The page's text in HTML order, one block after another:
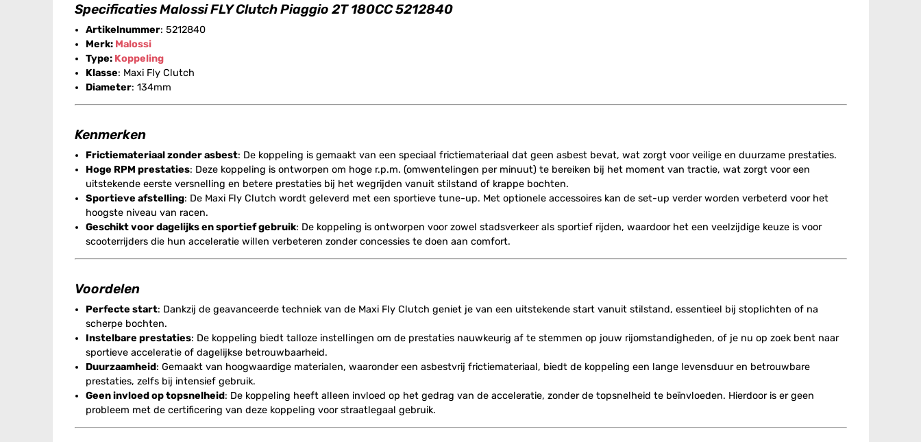
Specificaties Malossi FLY Clutch Piaggio 2T 180CC 5212840
Artikelnummer: 5212840
Merk: Malossi
Type: Koppeling
Klasse: Maxi Fly Clutch
Diameter: 134mm
Kenmerken
Frictiemateriaal zonder asbest: De koppeling is gemaakt van een speciaal frictiemateriaal dat geen asbest bevat, wat zorgt voor veilige en duurzame prestaties.
Hoge RPM prestaties: Deze koppeling is ontworpen om hoge r.p.m. (omwentelingen per minuut) te bereiken bij het moment van tractie, wat zorgt voor een
uitstekende eerste versnelling en betere prestaties bij het wegrijden vanuit stilstand of krappe bochten.
Sportieve afstelling: De Maxi Fly Clutch wordt geleverd met een sportieve tune-up. Met optionele accessoires kan de set-up verder worden verbeterd voor het
hoogste niveau van racen.
Geschikt voor dagelijks en sportief gebruik: De koppeling is ontworpen voor zowel stadsverkeer als sportief rijden, waardoor het een veelzijdige keuze is voor
scooterrijders die hun acceleratie willen verbeteren zonder concessies te doen aan comfort.
Voordelen
Perfecte start: Dankzij de geavanceerde techniek van de Maxi Fly Clutch geniet je van een uitstekende start vanuit stilstand, essentieel bij stoplichten of na
scherpe bochten.
Instelbare prestaties: De koppeling biedt talloze instellingen om de prestaties nauwkeurig af te stemmen op jouw rijomstandigheden, of je nu op zoek bent naar
sportieve acceleratie of dagelijkse betrouwbaarheid.
Duurzaamheid: Gemaakt van hoogwaardige materialen, waaronder een asbestvrij frictiemateriaal, biedt de koppeling een lange levensduur en betrouwbare
prestaties, zelfs bij intensief gebruik.
Geen invloed op topsnelheid: De koppeling heeft alleen invloed op het gedrag van de acceleratie, zonder de topsnelheid te beïnvloeden. Hierdoor is er geen
probleem met de certificering van deze koppeling voor straatlegaal gebruik.